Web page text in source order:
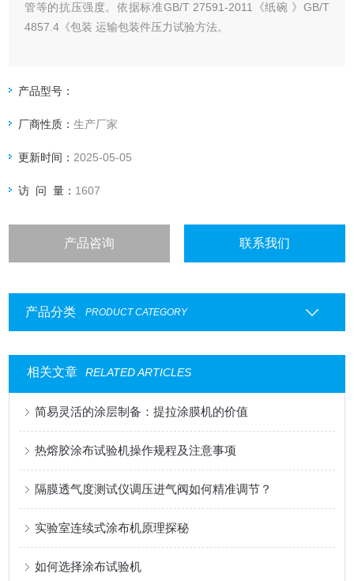
管等的抗压强度。依据标准GB/T 27591-2011《纸碗 》GB/T
4857.4《包装 运输包装件压力试验方法。
产品型号：
厂商性质：生产厂家
更新时间： 2025-05-05
访 问 量： 1607
产品咨询 联系我们
产品分类 PRODUCT CATEGORY
相关文章 RELATED ARTICLES
简易灵活的涂层制备：提拉涂膜机的价值
热熔胶涂布试验机操作规程及注意事项
隔膜透气度测试仪调压进气阀如何精准调节？
实验室连续式涂布机原理探秘
如何选择涂布试验机